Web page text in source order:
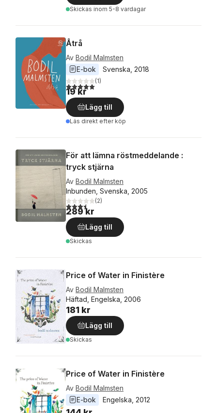
Skickas inom 5-8 vardagar
Åtrå
Av Bodil Malmsten
E-bok
Svenska 2018
5,0utav 5 stjärnor. Totalt antal röster:
(1)
19 kr
Lägg till
Läs direkt efter köp
För att lämna röstmeddelande :
tryck stjärna
Av Bodil Malmsten
Inbunden, Svenska, 2005
3,5utav 5 stjärnor. Totalt antal röster:
(2)
289 kr
Lägg till
Skickas
Price of Water in Finistère
Av Bodil Malmsten
Häftad, Engelska, 2006
181 kr
Lägg till
Skickas
Price of Water in Finistère
Av Bodil Malmsten
E-bok
Engelska 2012